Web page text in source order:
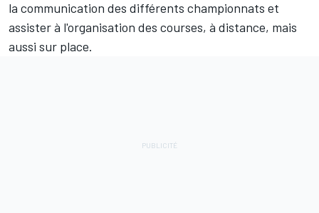
la communication des différents championnats et
assister à l'organisation des courses, à distance, mais
aussi sur place.